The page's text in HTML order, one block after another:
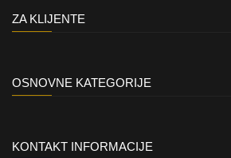
ZA KLIJENTE
OSNOVNE KATEGORIJE
KONTAKT INFORMACIJE